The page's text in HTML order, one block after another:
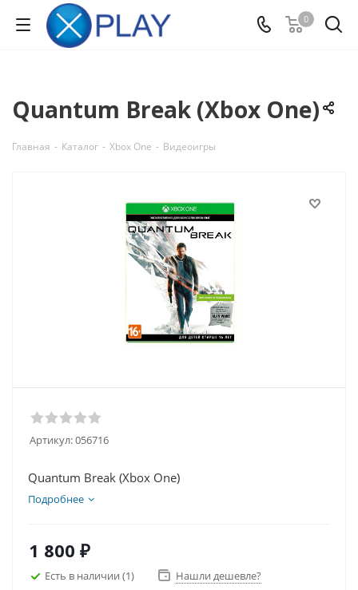
0
Quantum Break (Xbox One)
Главная - Каталог - Xbox One - Видеоигры
Артикул:056716
Quantum Break (Xbox One)
Подробнее
1 800 ₽
Есть в наличии (1) Нашли дешевле?